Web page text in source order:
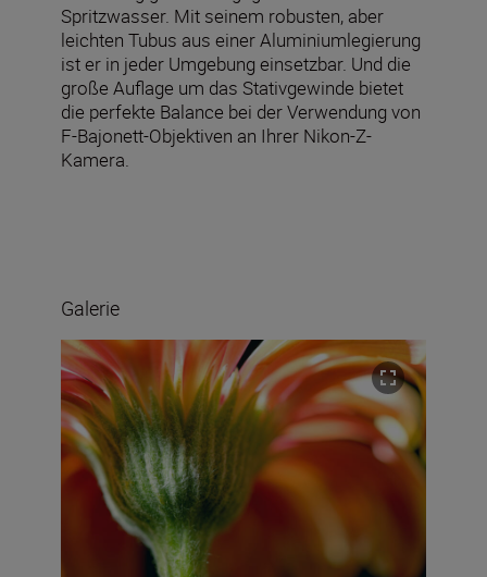
Spritzwasser. Mit seinem robusten, aber
leichten Tubus aus einer Aluminiumlegierung
ist er in jeder Umgebung einsetzbar. Und die
große Auflage um das Stativgewinde bietet
die perfekte Balance bei der Verwendung von
F-Bajonett-Objektiven an Ihrer Nikon-Z-
Kamera.
Galerie